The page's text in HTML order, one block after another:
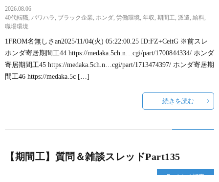
2026.08.06
40代転職, パワハラ , ブラック企業, ホンダ, 労働環境, 年収, 期間工, 派遣, 給料,
職場環境
1FROM名無しさan2025/11/04(火) 05:22:00.25 ID:FZ+CeitG ※前スレ
ホンダ寄居期間工44 https://medaka.5ch.n…cgi/part/1700844334/ ホンダ
寄居期間工45 https://medaka.5ch.n…cgi/part/1713474397/ ホンダ寄居期
間工46 https://medaka.5c […]
続きを読む
【期間工】質問＆雑談スレッドPart135
まとめ記事